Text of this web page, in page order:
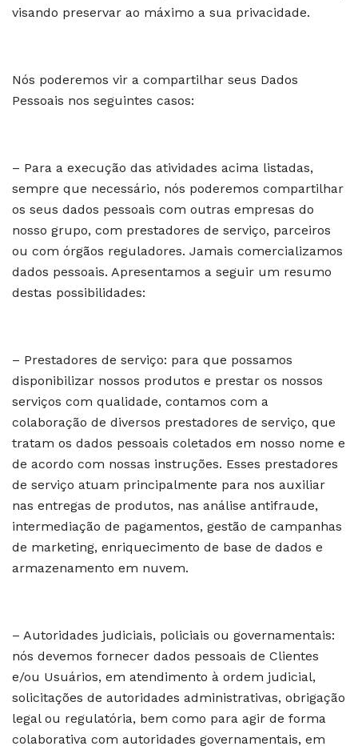
visando preservar ao máximo a sua privacidade.
Nós poderemos vir a compartilhar seus Dados
Pessoais nos seguintes casos:
– Para a execução das atividades acima listadas,
sempre que necessário, nós poderemos compartilhar
os seus dados pessoais com outras empresas do
nosso grupo, com prestadores de serviço, parceiros
ou com órgãos reguladores. Jamais comercializamos
dados pessoais. Apresentamos a seguir um resumo
destas possibilidades:
– Prestadores de serviço: para que possamos
disponibilizar nossos produtos e prestar os nossos
serviços com qualidade, contamos com a
colaboração de diversos prestadores de serviço, que
tratam os dados pessoais coletados em nosso nome e
de acordo com nossas instruções. Esses prestadores
de serviço atuam principalmente para nos auxiliar
nas entregas de produtos, nas análise antifraude,
intermediação de pagamentos, gestão de campanhas
de marketing, enriquecimento de base de dados e
armazenamento em nuvem.
– Autoridades judiciais, policiais ou governamentais:
nós devemos fornecer dados pessoais de Clientes
e/ou Usuários, em atendimento à ordem judicial,
solicitações de autoridades administrativas, obrigação
legal ou regulatória, bem como para agir de forma
colaborativa com autoridades governamentais, em